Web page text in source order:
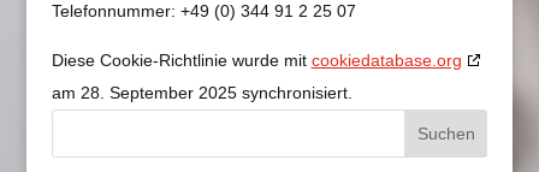
Telefonnummer: +49 (0) 344 91 2 25 07
Diese Cookie-Richtlinie wurde mit cookiedatabase.org
am 28. September 2025 synchronisiert.
Suchen